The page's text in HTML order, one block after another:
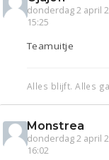
donderdag 2 april
15:25
Teamuitje
Alles blijft. Alles
Monstrea
donderdag 2 april
16:02